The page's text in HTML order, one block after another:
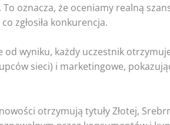
To oznacza, że oceniamy realną
zgłosiła konkurencja.
od wyniku, każdy uczestnik
sieci) i marketingowe,
otrzymują tytuły Złotej,